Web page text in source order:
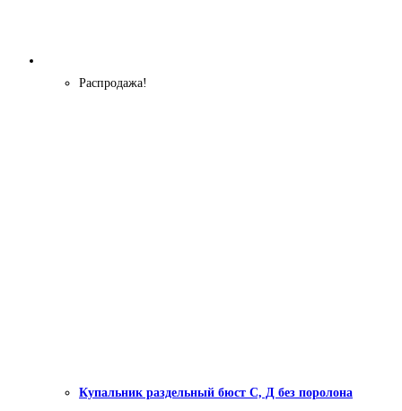
Распродажа!
Купальник раздельный бюст С, Д без поролона